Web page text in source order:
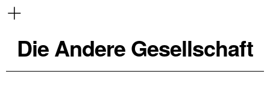
Die Andere Gesellschaft